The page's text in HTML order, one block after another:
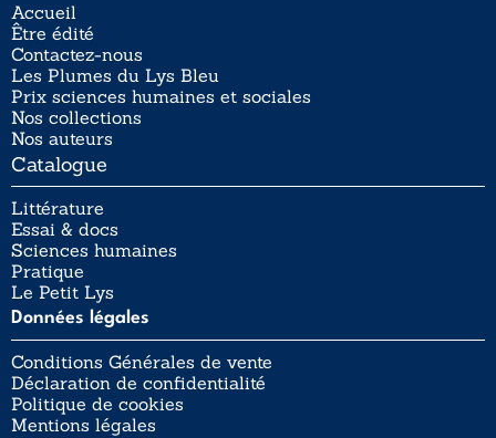
Accueil
Être édité
Contactez-nous
Les Plumes du Lys Bleu
Prix sciences humaines et sociales
Nos collections
Nos auteurs
Catalogue
Littérature
Essai & docs
Sciences humaines
Pratique
Le Petit Lys
Données légales
Conditions Générales de vente
Déclaration de confidentialité
Politique de cookies
Mentions légales